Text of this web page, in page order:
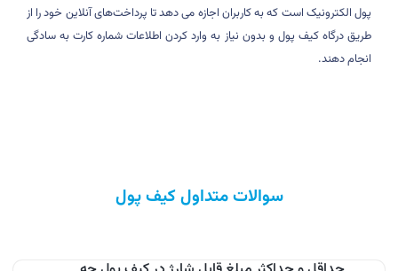
پول الکترونیک است که به کاربران اجازه می دهد تا پرداخت‌های آنلاین خود را از
طریق درگاه کیف پول و بدون نیاز به وارد کردن اطلاعات شماره کارت به سادگی
انجام دهند.
سوالات متداول کیف پول